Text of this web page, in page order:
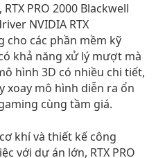
PRO 2000 Blackwell
NVIDIA RTX
cho các phần mềm kỹ
khả năng xử lý mượt mà
hình 3D có nhiều chi tiết,
xoay mô hình diễn ra ổn
cùng tầm giá.
khí và thiết kế công
với dự án lớn, RTX PRO